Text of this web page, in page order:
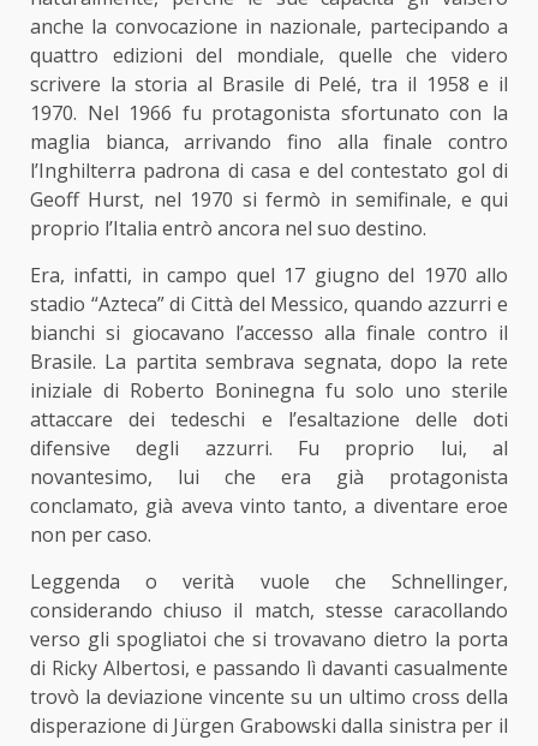
anche la convocazione in nazionale, partecipando a
quattro edizioni del mondiale, quelle che videro
scrivere la storia al Brasile di Pelé, tra il 1958 e il
1970. Nel 1966 fu protagonista sfortunato con la
maglia bianca, arrivando fino alla finale contro
l’Inghilterra padrona di casa e del contestato gol di
Geoff Hurst, nel 1970 si fermò in semifinale, e qui
proprio l’Italia entrò ancora nel suo destino.
Era, infatti, in campo quel 17 giugno del 1970 allo
stadio “Azteca” di Città del Messico, quando azzurri e
bianchi si giocavano l’accesso alla finale contro il
Brasile. La partita sembrava segnata, dopo la rete
iniziale di Roberto Boninegna fu solo uno sterile
attaccare dei tedeschi e l’esaltazione delle doti
difensive degli azzurri. Fu proprio lui, al
novantesimo, lui che era già protagonista
conclamato, già aveva vinto tanto, a diventare eroe
non per caso.
Leggenda o verità vuole che Schnellinger,
considerando chiuso il match, stesse caracollando
verso gli spogliatoi che si trovavano dietro la porta
di Ricky Albertosi, e passando lì davanti casualmente
trovò la deviazione vincente su un ultimo cross della
disperazione di Jürgen Grabowski dalla sinistra per il